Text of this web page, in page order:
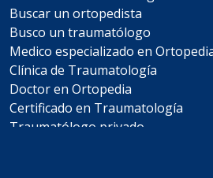
Buscar un ortopedista
Busco un traumatólogo
Medico especializado en
Clínica de Traumatología
Doctor en Ortopedia
Certificado en Traumatología
Traumatólogo privado